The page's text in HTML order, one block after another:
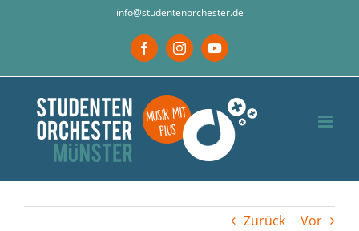
info@studentenorchester.de
FacebookInstagramYouTube
Zurück Vor